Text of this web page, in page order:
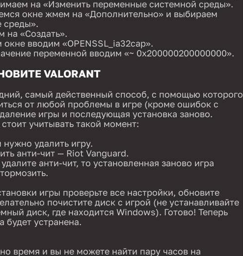
на «Изменить переменные системной среды».
окне жмем на «Дополнительно» и выбираем
среды».
на «Создать».
вводим «OPENSSL_ia32cap».
переменной вводим «~ 0x200000200000000».
VALORANT
самый действенный способ, с помощью которого
от любой проблемы в игре (кроме ошибок с
игры и последующая установка заново.
учитывать такой момент:
нужно удалить игру.
анти-чит — Riot Vanguard.
анти-чит, то установленная заново игра
игры проверьте все настройки, обновите
почистите диск с игрой (не устанавливайте
диск, где находится Windows). Готово! Теперь
будет устранена.
время и вы не можете найти пару часов на